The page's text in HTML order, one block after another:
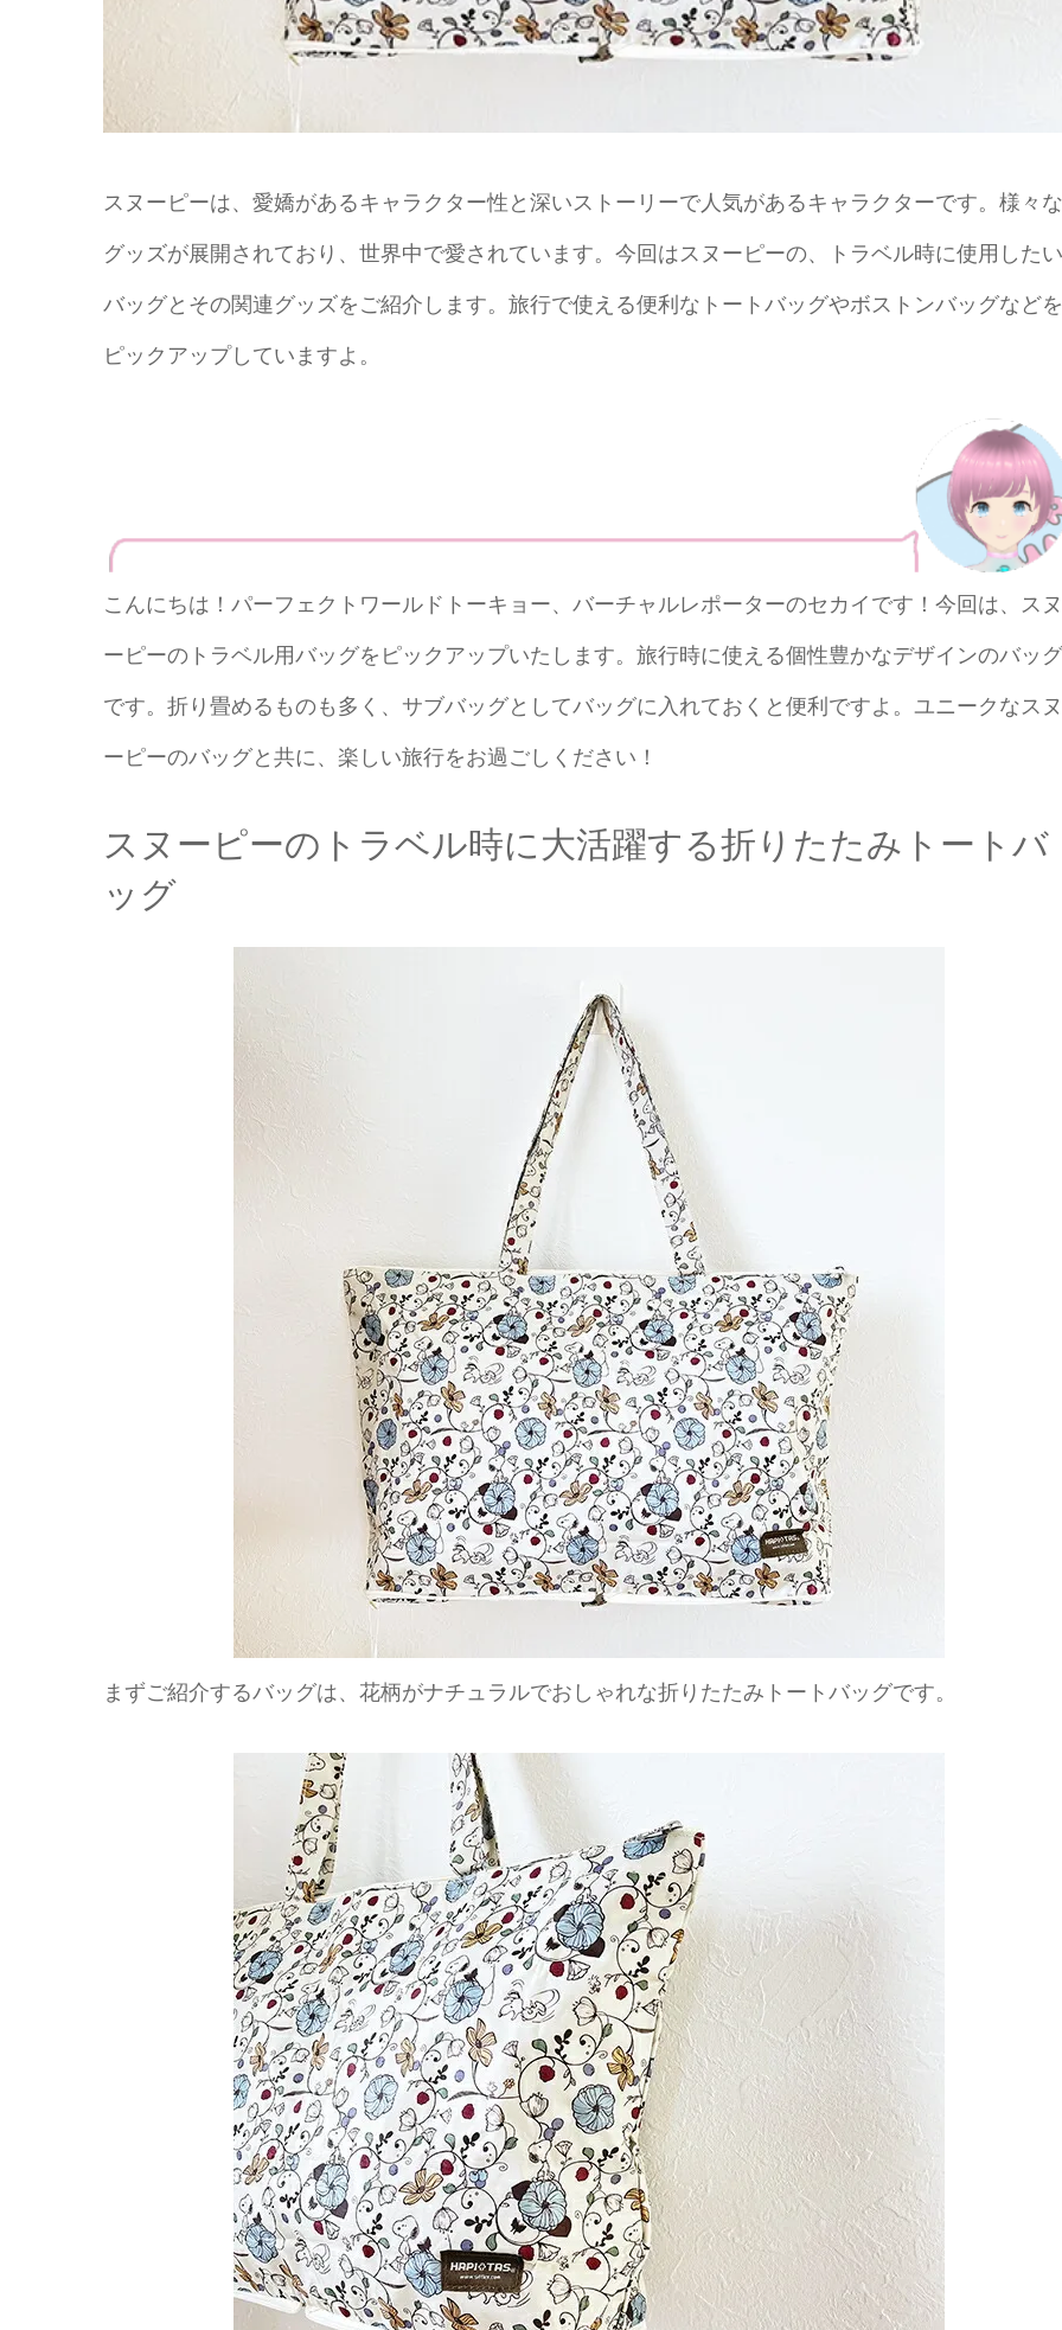
スヌーピーは、愛嬌があるキャラクター性と深いストーリーで人気があるキャラクターです。様々な
グッズが展開されており、世界中で愛されています。今回はスヌーピーの、トラベル時に使用したい
バッグとその関連グッズをご紹介します。旅行で使える便利なトートバッグやボストンバッグなどを
ピックアップしていますよ。
こんにちは！パーフェクトワールドトーキョー、バーチャルレポーターのセカイです！今回は、スヌ
ーピーのトラベル用バッグをピックアップいたします。旅行時に使える個性豊かなデザインのバッグ
です。折り畳めるものも多く、サブバッグとしてバッグに入れておくと便利ですよ。ユニークなスヌ
ーピーのバッグと共に、楽しい旅行をお過ごしください！
スヌーピーのトラベル時に大活躍する折りたたみトートバ
ッグ
まずご紹介するバッグは、花柄がナチュラルでおしゃれな折りたたみトートバッグです。